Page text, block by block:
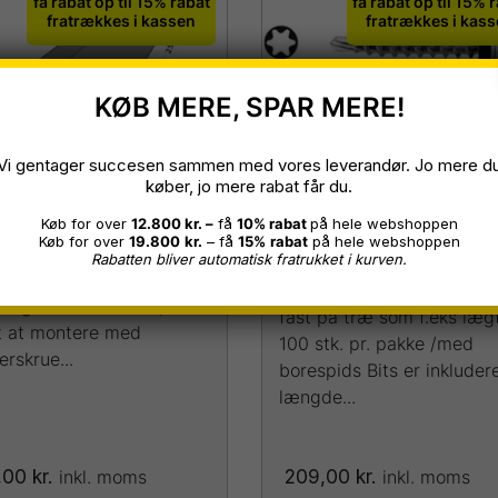
fratrækkes i kassen
til at samle toppen af
og sikre
galvaniseret stål,
at montere med
kr. inkl. moms
fratrækkes i
Torx tag & facade
monterings skrue 35
mm
fast på træ som f.eks
100 stk. pr. pakke /med
borespids Bits er
længde...
209,00 kr. inkl. moms
KØB MERE, SPAR MERE!
gentager succesen sammen med vores leverandør. Jo mere
køber, jo mere rabat får du.
Køb for over 12.800 kr. –få 10% rabatpå hele webshoppen
Køb for over 19.800 kr. – få 15% rabatpå hele webshoppen
Rabatten bliver automatisk fratrukket i kurven.